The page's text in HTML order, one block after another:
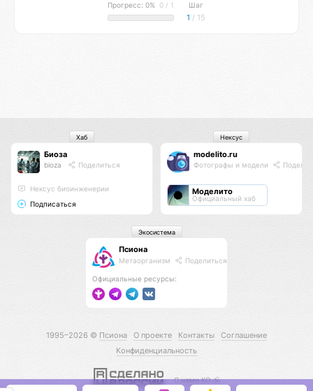
Прогресс: 0% 0 / 1 Шаг
1 / 15
Биоза
bioza Поделиться
Нексус биоинженерии
Подписаться
Хаб
modelito.ru
Фотографы и модели
Моделито
Официальный хаб
Нексус
Псиона
Метаорганизм Поделиться
Официальные ресурсы:
Экосистема
1995–2026 © Псиона О проекте Контакты
Соглашение
Конфиденциальность
С нами КО 🕉️